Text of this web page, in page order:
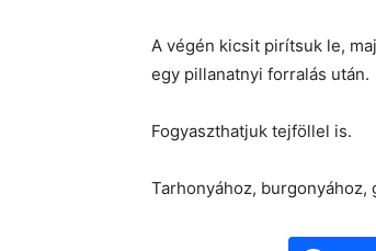
A végén kicsit pirítsuk le,
egy pillanatnyi forralás után.
Fogyaszthatjuk tejföllel is.
Tarhonyához, burgonyához,